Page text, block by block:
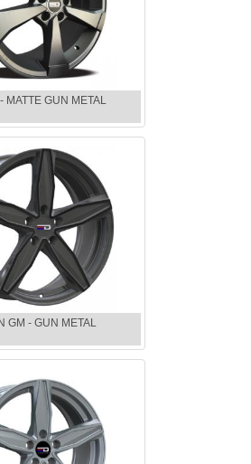
MATTE GUN METAL
GM - GUN METAL